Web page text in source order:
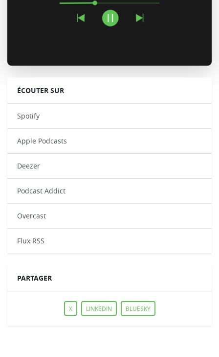
ÉCOUTER SUR
Spotify
Apple Podcasts
Deezer
Podcast Addict
Overcast
Flux RSS
PARTAGER
X LINKEDIN BLUESKY